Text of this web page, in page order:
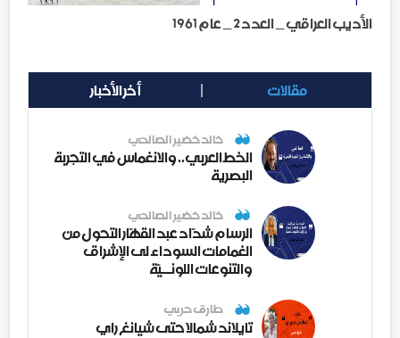
الأديب العراقي _ العدد 2 _ عام 1961
مقالات أخر الأخبار
خالد خضير الصالحي
الخط العربي.. والانغماس في التجربة
البصرية
خالد خضير الصالحي
الرسام شدّاد عبد القهّار التحول من
الغمامات السوداء لى الإشراق
والتنوعات اللونــيّة
طارق حربي
تايلاند شمالا حتى شيانغ راي